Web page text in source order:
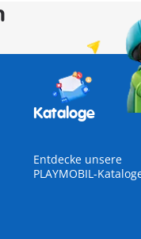
Kataloge
Entdecke unsere
PLAYMOBIL-